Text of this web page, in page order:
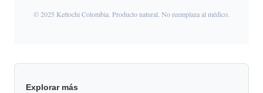
© 2025 Kettochi Colombia. Producto natural. No reemplaza al médico.
Explorar más